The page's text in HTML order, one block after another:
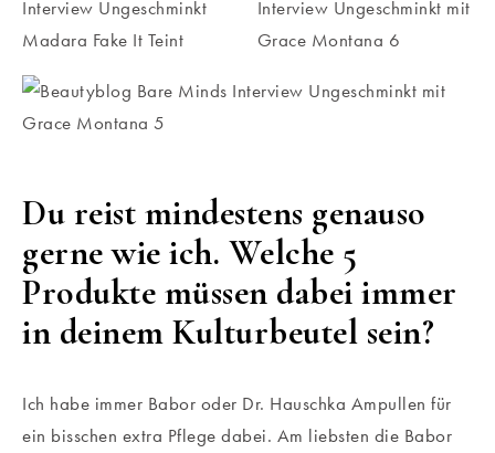
Du reist mindestens genauso
gerne wie ich. Welche 5
Produkte müssen dabei immer
in deinem Kulturbeutel sein?
Ich habe immer Babor oder Dr. Hauschka Ampullen für
ein bisschen extra Pflege dabei. Am liebsten die Babor